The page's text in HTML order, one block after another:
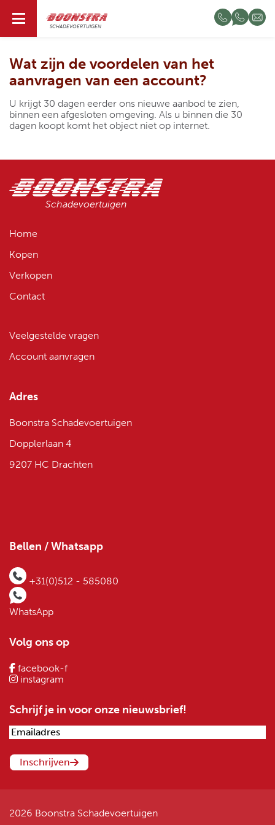
SCHADEVOERTUIGEN
NL
Wat zijn de voordelen van het
aanvragen van een account?
U krijgt 30 dagen eerder ons nieuwe aanbod te zien,
binnen een afgesloten omgeving. Als u binnen die 30
dagen koopt komt het object niet op internet.
Schadevoertuigen
Home
Kopen
Verkopen
Contact
Veelgestelde vragen
Account aanvragen
Adres
Boonstra Schadevoertuigen
Dopplerlaan 4
9207 HC Drachten
Bellen / Whatsapp
+31(0)512 - 585080
WhatsApp
Volg ons op
facebook-f
instagram
Schrijf je in voor onze nieuwsbrief!
2026 Boonstra Schadevoertuigen